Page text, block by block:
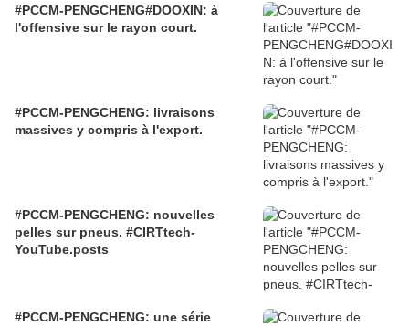
#PCCM-PENGCHENG#DOOXIN: à
l'offensive sur le rayon court.
#PCCM-PENGCHENG: livraisons
massives y compris à l'export.
#PCCM-PENGCHENG: nouvelles
pelles sur pneus. #CIRTtech-
YouTube.posts
#PCCM-PENGCHENG: une série